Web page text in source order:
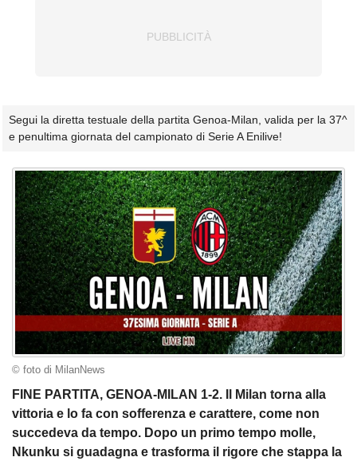
Segui la diretta testuale della partita Genoa-Milan, valida per la 37^
e penultima giornata del campionato di Serie A Enilive!
© foto di MilanNews
FINE PARTITA, GENOA-MILAN 1-2. Il Milan torna alla
vittoria e lo fa con sofferenza e carattere, come non
succedeva da tempo. Dopo un primo tempo molle,
Nkunku si guadagna e trasforma il rigore che stappa la